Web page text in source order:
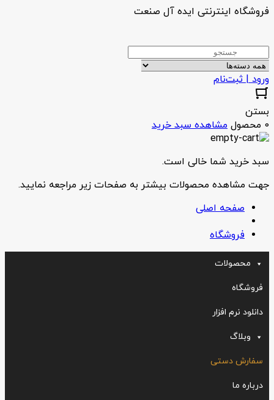
فروشگاه اینترنتی ایده آل صنعت
ورود | ثبت‌نام
بستن
0 محصول
مشاهده سبد خرید
سبد خرید شما خالی است.
جهت مشاهده محصولات بیشتر به صفحات زیر مراجعه نمایید.
صفحه اصلی
فروشگاه
محصولات
فروشگاه
دانلود نرم افزار
وبلاگ
سفارش دستی
درباره ما